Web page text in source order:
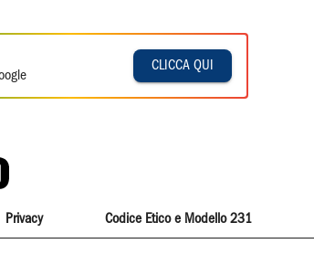
CLICCA QUI
Privacy Codice Etico e Modello 231